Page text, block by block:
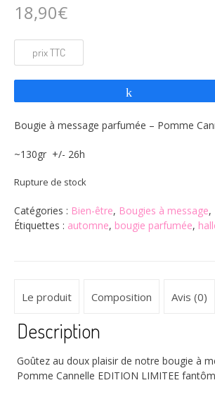
18,90€
Bougie à message parfumée – Pomme
~130gr +/- 26h
Rupture de stock
Catégories : Bien-être, Bougies à message,
Étiquettes : automne, bougie parfumée,
Le produit Composition Avis (0)
Description
Goûtez au doux plaisir de notre bougie à
Pomme Cannelle EDITION LIMITEE